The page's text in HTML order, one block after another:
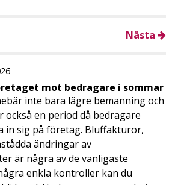
Nästa
mot bedragare i sommar
inte bara lägre bemanning och
också en period då bedragare
in sig på företag. Bluffakturor,
ändringar av
är några av de vanligaste
enkla kontroller kan du